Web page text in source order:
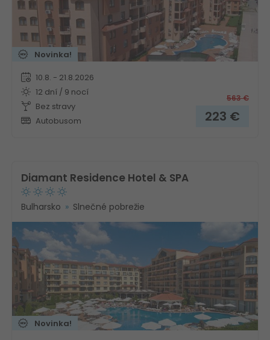
Novinka!
10.8. - 21.8.2026
12 dní / 9 nocí
Bez stravy
Autobusom
563€
223 €
Diamant Residence Hotel & SPA
Bulharsko Slnečné pobrežie
Novinka!